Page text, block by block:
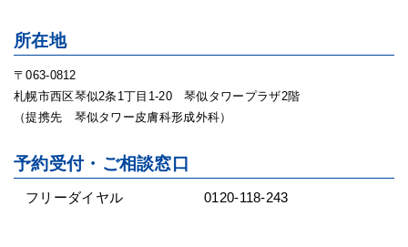
所在地
〒063-0812
札幌市西区琴似2条1丁目1-20 琴似タワープラザ2階
（提携先 琴似タワー皮膚科形成外科）
予約受付・ご相談窓口
フリーダイヤル 0120-118-243